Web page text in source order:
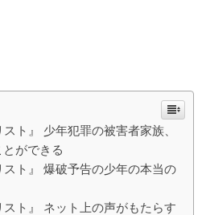
ト』 少年犯罪の被害者家族、
ができる
ト』 爆破予告の少年の本当の
ト』 ネット上の声がもたらす